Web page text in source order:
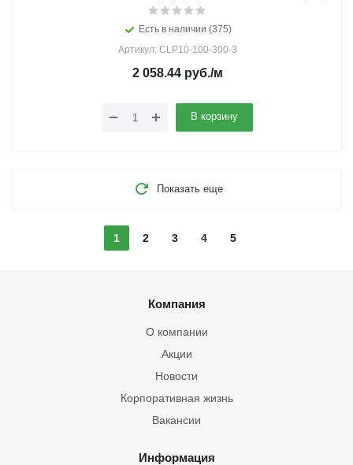
Есть в наличии (375)
Артикул: CLP10-100-300-3
2 058.44руб./м
В корзину
Показать еще
1 2 3 4 5
Компания
О компании
Акции
Новости
Корпоративная жизнь
Вакансии
Информация